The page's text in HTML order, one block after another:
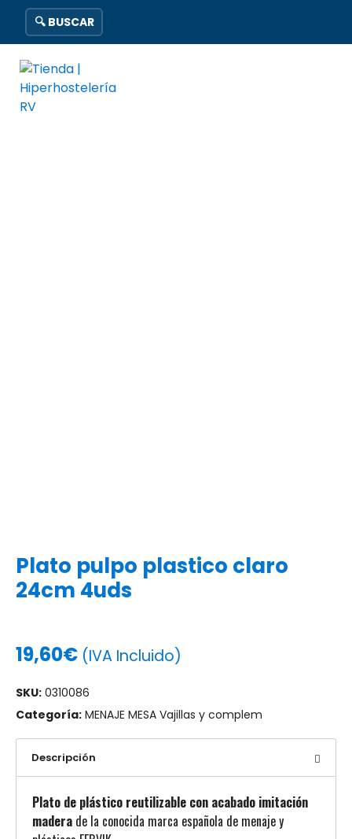
🔍 BUSCAR
Plato pulpo plastico claro
24cm 4uds
19,60€ (IVA Incluido)
SKU: 0310086
Categoría: MENAJE MESA Vajillas y complem
Descripción
Plato de plástico reutilizable con acabado imitación
madera de la conocida marca española de menaje y